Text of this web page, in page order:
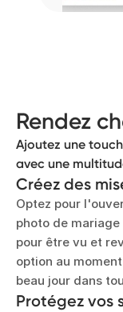
Rendez
Ajoutez une
avec une
Créez des
Optez pour
photo de mariage
pour être vu et
option au
beau jour dans
Protégez vos